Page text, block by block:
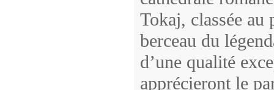
Tokaj, classée
berceau du
d’une qualité
apprécieront le